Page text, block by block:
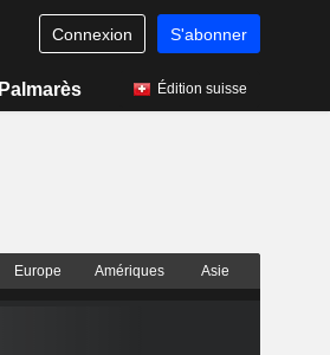
Connexion S'abonner
Palmarès Édition suisse
Europe Amériques Asie